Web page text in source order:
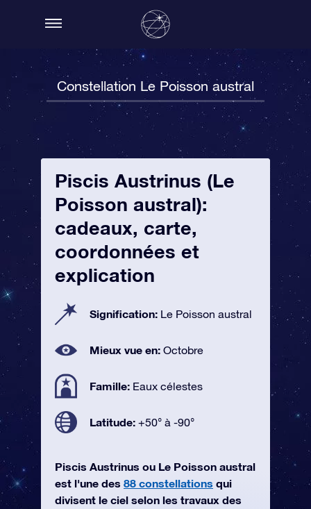
Constellation Le Poisson austral
Piscis Austrinus (Le
Poisson austral):
cadeaux, carte,
coordonnées et
explication
Signification: Le Poisson austral
Mieux vue en: Octobre
Famille: Eaux célestes
Latitude: +50° à -90°
Piscis Austrinus ou Le Poisson austral
est l'une des 88 constellations qui
divisent le ciel selon les travaux des